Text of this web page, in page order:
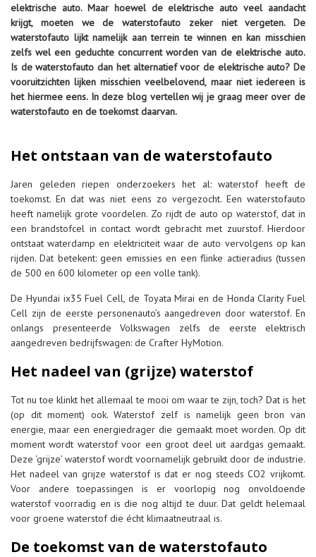
elektrische auto. Maar hoewel de elektrische auto veel aandacht
krijgt, moeten we de waterstofauto zeker niet vergeten. De
waterstofauto lijkt namelijk aan terrein te winnen en kan misschien
zelfs wel een geduchte concurrent worden van de elektrische auto.
Is de waterstofauto dan het alternatief voor de elektrische auto? De
vooruitzichten lijken misschien veelbelovend, maar niet iedereen is
het hiermee eens. In deze blog vertellen wij je graag meer over de
waterstofauto en de toekomst daarvan.
Het ontstaan van de waterstofauto
Jaren geleden riepen onderzoekers het al: waterstof heeft de
toekomst. En dat was niet eens zo vergezocht. Een waterstofauto
heeft namelijk grote voordelen. Zo rijdt de auto op waterstof, dat in
een brandstofcel in contact wordt gebracht met zuurstof. Hierdoor
ontstaat waterdamp en elektriciteit waar de auto vervolgens op kan
rijden. Dat betekent: geen emissies en een flinke actieradius (tussen
de 500 en 600 kilometer op een volle tank).
De Hyundai ix35 Fuel Cell, de Toyata Mirai en de Honda Clarity Fuel
Cell zijn de eerste personenauto’s aangedreven door waterstof. En
onlangs presenteerde Volkswagen zelfs de eerste elektrisch
aangedreven bedrijfswagen: de Crafter HyMotion.
Het nadeel van (grijze) waterstof
Tot nu toe klinkt het allemaal te mooi om waar te zijn, toch? Dat is het
(op dit moment) ook. Waterstof zelf is namelijk geen bron van
energie, maar een energiedrager die gemaakt moet worden. Op dit
moment wordt waterstof voor een groot deel uit aardgas gemaakt.
Deze ‘grijze’ waterstof wordt voornamelijk gebruikt door de industrie.
Het nadeel van grijze waterstof is dat er nog steeds CO2 vrijkomt.
Voor andere toepassingen is er voorlopig nog onvoldoende
waterstof voorradig en is die nog altijd te duur. Dat geldt helemaal
voor groene waterstof die écht klimaatneutraal is.
De toekomst van de waterstofauto